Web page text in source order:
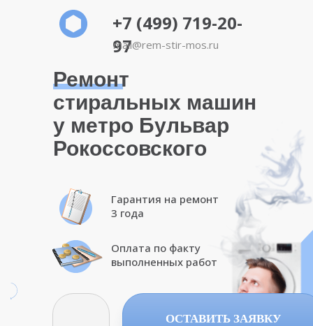
Ремонт
стиральных машин
у метро Бульвар
Рокоссовского
Гарантия на ремонт
3 года
Оплата по факту
выполненных работ
+7 (499) 719-20-
97
mail@rem-stir-mos.ru
ОСТАВИТЬ ЗАЯВКУ